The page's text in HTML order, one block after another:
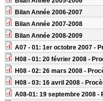
Bilan Année 2006-2007
Bilan Année 2007-2008
Bilan Année 2008-2009
A07 - 01: 1er octobre 2007 -
H08 - 01: 20 février 2008 -
H08 - 02: 26 mars 2008 -
H08 - 03: 16 avril 2008 -
A08-01: 19 septembre 2008 -